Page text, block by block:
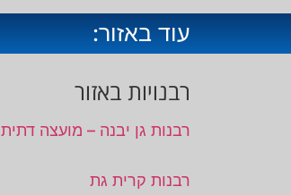
עוד באזור:
רבנויות באזור
רבנות גן יבנה – מועצה דתית
רבנות קרית גת